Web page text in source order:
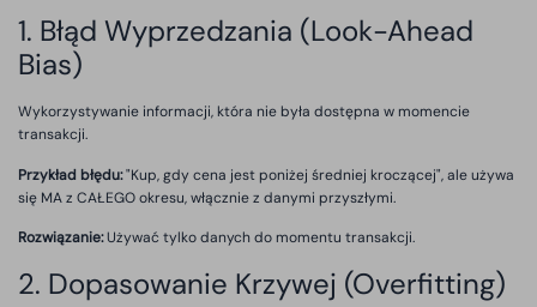
1. Błąd Wyprzedzania (Look-Ahead
Bias)
Wykorzystywanie informacji, która nie była dostępna w momencie
transakcji.
Przykład błędu:"Kup, gdy cena jest poniżej średniej kroczącej", ale używa
się MA z CAŁEGO okresu, włącznie z danymi przyszłymi.
Rozwiązanie:Używać tylko danych do momentu transakcji.
2. Dopasowanie Krzywej (Overfitting)